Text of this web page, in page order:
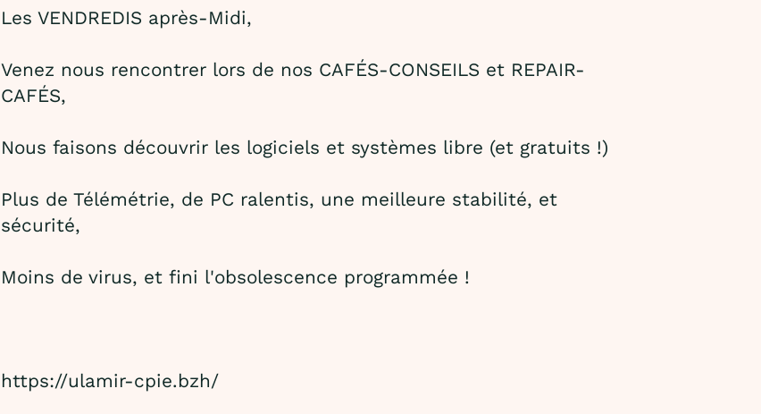
Les VENDREDIS après-Midi,
Venez nous rencontrer lors de nos CAFÉS-CONSEILS et REPAIR-
CAFÉS,
Nous faisons découvrir les logiciels et systèmes libre (et gratuits !)
Plus de Télémétrie, de PC ralentis, une meilleure stabilité, et
sécurité,
Moins de virus, et fini l'obsolescence programmée !
https://ulamir-cpie.bzh/